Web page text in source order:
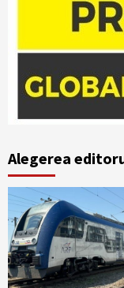
Alegerea